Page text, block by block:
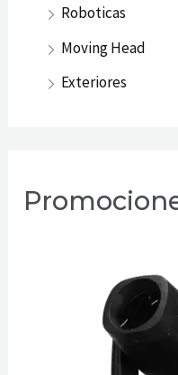
Roboticas
Moving Head
Exteriores